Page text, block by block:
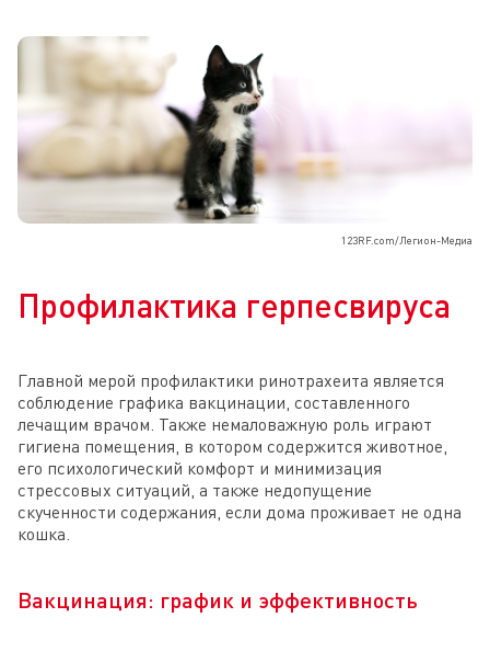
123RF.com/Легион-Медиа
Профилактика герпесвируса
Главной мерой профилактики ринотрахеита является
соблюдение графика вакцинации, составленного
лечащим врачом. Также немаловажную роль играют
гигиена помещения, в котором содержится животное,
его психологический комфорт и минимизация
стрессовых ситуаций, а также недопущение
скученности содержания, если дома проживает не одна
кошка.
Вакцинация: график и эффективность